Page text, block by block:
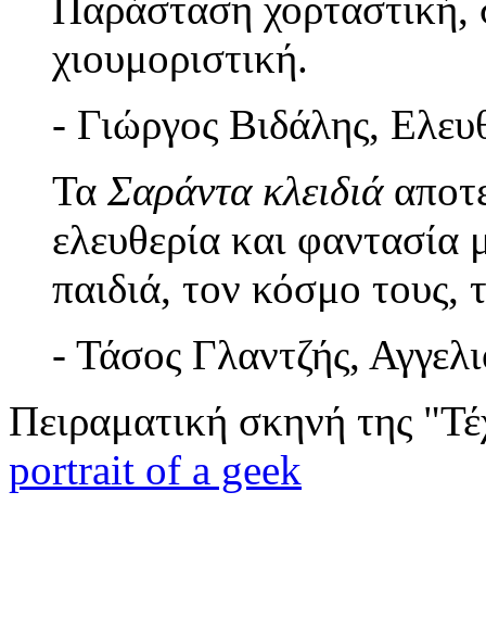
χιουμοριστική.
- Γιώργος Βιδάλης,
Τα Σαράντα κλειδιά
ελευθερία και
παιδιά, τον κόσμο τους,
- Τάσος Γλαντζής,
Πειραματική σκηνή της
portrait of a geek